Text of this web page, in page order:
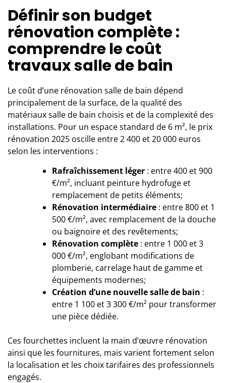
Définir son budget
rénovation complète :
comprendre le coût
travaux salle de bain
Le coût d’une rénovation salle de bain dépend
principalement de la surface, de la qualité des
matériaux salle de bain choisis et de la complexité des
installations. Pour un espace standard de 6 m², le prix
rénovation 2025 oscille entre 2 400 et 20 000 euros
selon les interventions :
Rafraîchissement léger : entre 400 et 900
€/m², incluant peinture hydrofuge et
remplacement de petits éléments;
Rénovation intermédiaire : entre 800 et 1
500 €/m², avec remplacement de la douche
ou baignoire et des revêtements;
Rénovation complète : entre 1 000 et 3
000 €/m², englobant modifications de
plomberie, carrelage haut de gamme et
équipements modernes;
Création d’une nouvelle salle de bain :
entre 1 100 et 3 300 €/m² pour transformer
une pièce dédiée.
Ces fourchettes incluent la main d’œuvre rénovation
ainsi que les fournitures, mais varient fortement selon
la localisation et les choix tarifaires des professionnels
engagés.